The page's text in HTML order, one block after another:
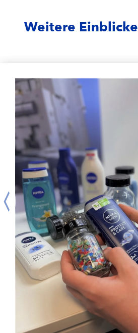
Weitere Einblicke